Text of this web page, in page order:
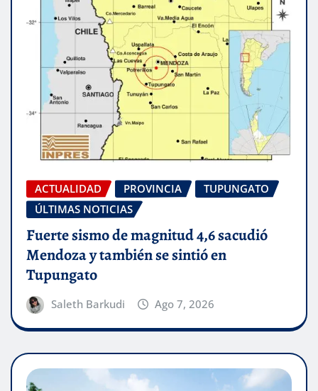
ACTUALIDAD PROVINCIA
TUPUNGATO
ÚLTIMAS NOTICIAS
Fuerte sismo de magnitud 4,6 sacudió
Mendoza y también se sintió en
Tupungato
Saleth Barkudi Ago 7, 2026